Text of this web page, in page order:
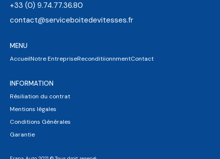
+33 (0) 9.74.77.36.80
contact@serviceboitedevitesses.fr
MENU
AccueilNotre EntrepriseReconditiionnmentContact
INFORMATION
Résiliation du contrat
Mentions légales
Conditions Générales
Garantie